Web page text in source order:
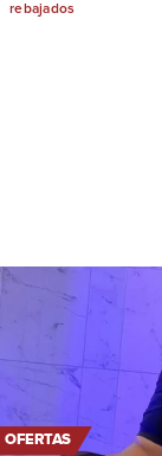
rebajados
OFERTAS